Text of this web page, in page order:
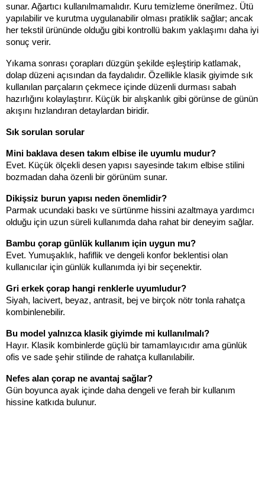
sunar. Ağartıcı kullanılmamalıdır. Kuru temizleme önerilmez. Ütü
yapılabilir ve kurutma uygulanabilir olması pratiklik sağlar; ancak
her tekstil ürününde olduğu gibi kontrollü bakım yaklaşımı daha iyi
sonuç verir.
Yıkama sonrası çorapları düzgün şekilde eşleştirip katlamak,
dolap düzeni açısından da faydalıdır. Özellikle klasik giyimde sık
kullanılan parçaların çekmece içinde düzenli durması sabah
hazırlığını kolaylaştırır. Küçük bir alışkanlık gibi görünse de günün
akışını hızlandıran detaylardan biridir.
Sık sorulan sorular
Mini baklava desen takım elbise ile uyumlu mudur?
Evet. Küçük ölçekli desen yapısı sayesinde takım elbise stilini
bozmadan daha özenli bir görünüm sunar.
Dikişsiz burun yapısı neden önemlidir?
Parmak ucundaki baskı ve sürtünme hissini azaltmaya yardımcı
olduğu için uzun süreli kullanımda daha rahat bir deneyim sağlar.
Bambu çorap günlük kullanım için uygun mu?
Evet. Yumuşaklık, hafiflik ve dengeli konfor beklentisi olan
kullanıcılar için günlük kullanımda iyi bir seçenektir.
Gri erkek çorap hangi renklerle uyumludur?
Siyah, lacivert, beyaz, antrasit, bej ve birçok nötr tonla rahatça
kombinlenebilir.
Bu model yalnızca klasik giyimde mi kullanılmalı?
Hayır. Klasik kombinlerde güçlü bir tamamlayıcıdır ama günlük
ofis ve sade şehir stilinde de rahatça kullanılabilir.
Nefes alan çorap ne avantaj sağlar?
Gün boyunca ayak içinde daha dengeli ve ferah bir kullanım
hissine katkıda bulunur.